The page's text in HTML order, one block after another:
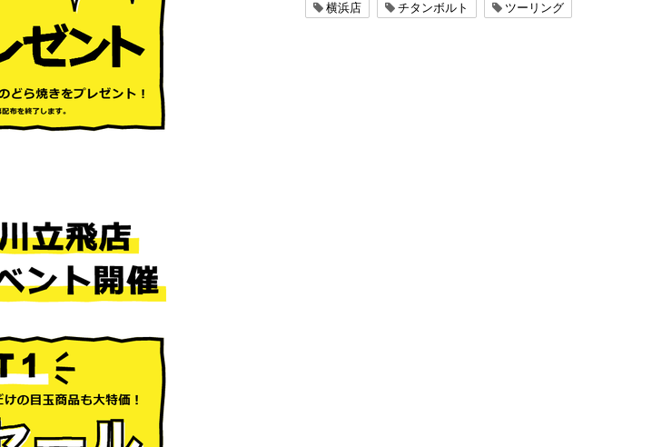
横浜店 チタンボルト ツーリング